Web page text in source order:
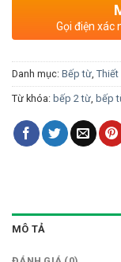
Gọi điện xác
Danh mục: Bếp từ
Từ khóa: bếp 2 từ bếp
MÔ TẢ